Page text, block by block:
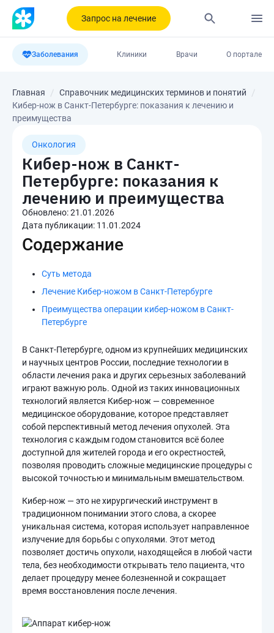
Запрос на лечение
Заболевания Клиники Врачи О портале
Главная
Справочник медицинских терминов и понятий
Кибер-нож в Санкт-Петербурге: показания к лечению и
преимущества
Онкология
Кибер-нож в Санкт-
Петербурге: показания к
лечению и преимущества
Обновлено:21.01.2026
Дата публикации: 11.01.2024
Содержание
Суть метода
Лечение Кибер-ножом в Санкт-Петербурге
Преимущества операции кибер-ножом в Санкт-
Петербурге
В Санкт-Петербурге, одном из крупнейших медицинских
и научных центров России, последние технологии в
области лечения рака и других серьезных заболеваний
играют важную роль. Одной из таких инновационных
технологий является Кибер-нож — современное
медицинское оборудование, которое представляет
собой перспективный метод лечения опухолей. Эта
технология с каждым годом становится всё более
доступной для жителей города и его окрестностей,
позволяя проводить сложные медицинские процедуры с
высокой точностью и минимальным вмешательством.
Кибер-нож — это не хирургический инструмент в
традиционном понимании этого слова, а скорее
уникальная система, которая использует направленное
излучение для борьбы с опухолями. Этот метод
позволяет достичь опухоли, находящейся в любой части
тела, без необходимости открывать тело пациента, что
делает процедуру менее болезненной и сокращает
время восстановления после лечения.